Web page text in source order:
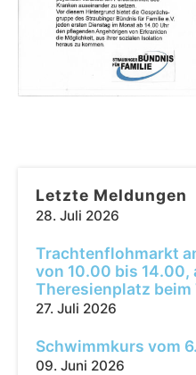
Letzte Meldungen
28. Juli 2026
Trachtenflohmarkt
von 10.00 bis 14.00,
Theresienplatz
27. Juli 2026
Schwimmkurs vom
09. Juni 2026